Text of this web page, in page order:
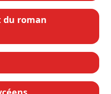
du roman